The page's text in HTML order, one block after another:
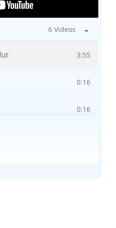
6 Videos
3:55
0:16
0:16